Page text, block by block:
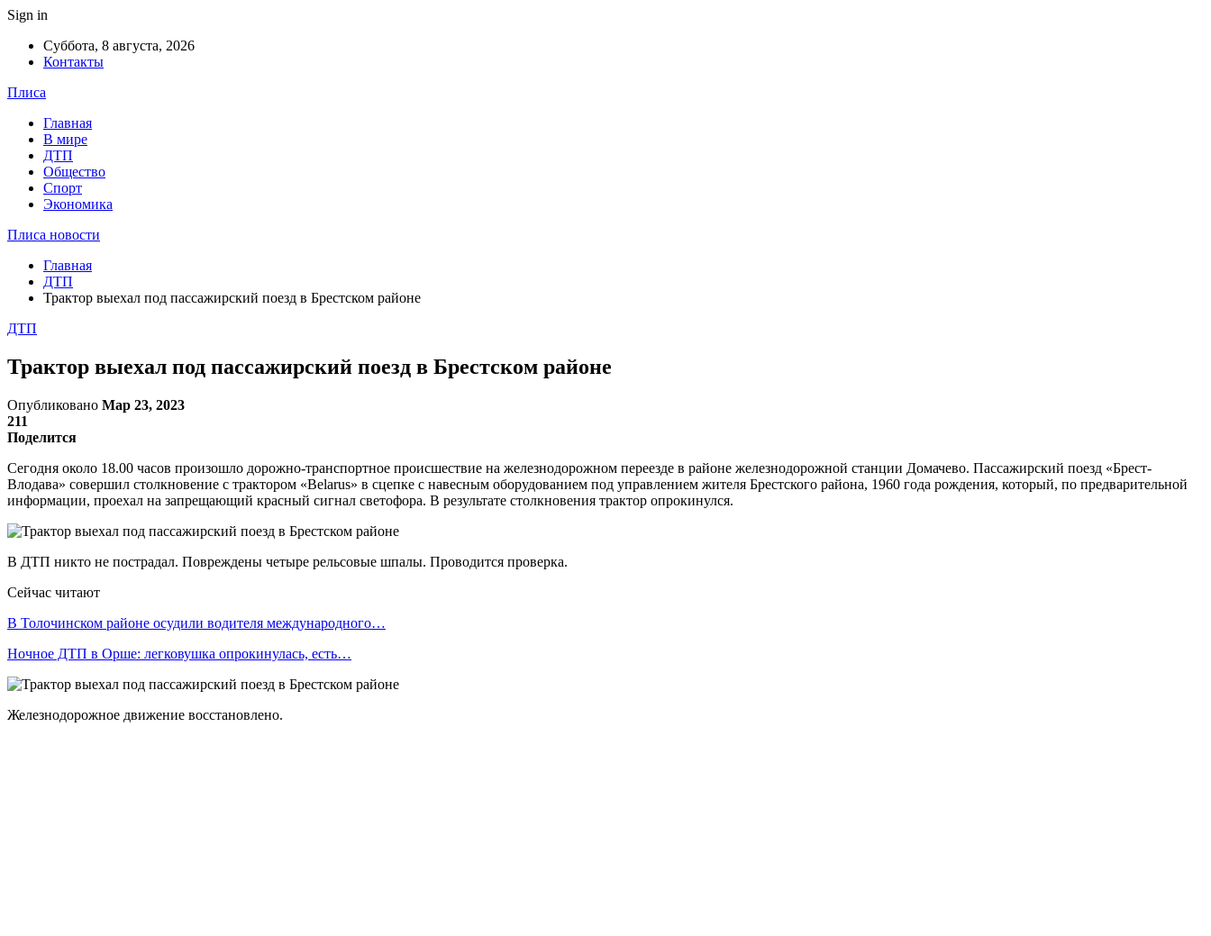
Sign in
Суббота, 8 августа, 2026
Контакты
Плиса
Главная
В мире
ДТП
Общество
Спорт
Экономика
Плиса новости
Главная
ДТП
Трактор выехал под пассажирский поезд в Брестском районе
ДТП
Трактор выехал под пассажирский поезд в Брестском районе
Опубликовано Мар 23, 2023
211
Поделится
Сегодня около 18.00 часов произошло дорожно-транспортное происшествие на железнодорожном переезде в районе железнодорожной станции Домачево. Пассажирский поезд «Брест-
Влодава» совершил столкновение с трактором «Belarus» в сцепке с навесным оборудованием под управлением жителя Брестского района, 1960 года рождения, который, по предварительной
информации, проехал на запрещающий красный сигнал светофора. В результате столкновения трактор опрокинулся.
В ДТП никто не пострадал. Повреждены четыре рельсовые шпалы. Проводится проверка.
Сейчас читают
В Толочинском районе осудили водителя международного…
Ночное ДТП в Орше: легковушка опрокинулась, есть…
Железнодорожное движение восстановлено.